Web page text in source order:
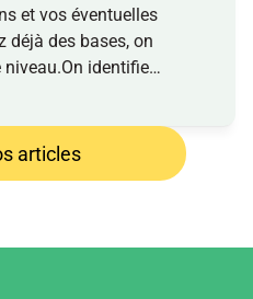
et vos éventuelles
déjà des bases, on
identifie
vos objectifs.À
ensemble un plan
avec un suivi
articles